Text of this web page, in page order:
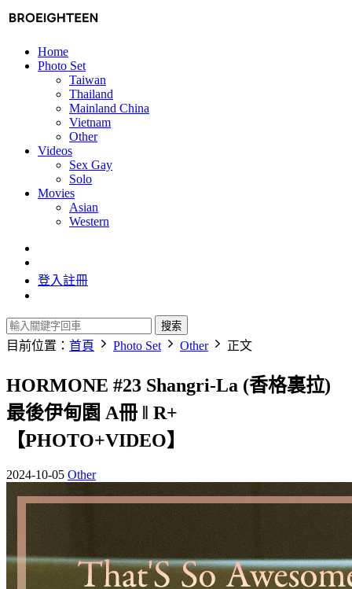
Home
Photo Set
Taiwan
Thailand
Mainland China
Vietnam
Other
Videos
Sex Gay
Solo
Movies
Asian
Western
登入註冊
搜索
目前位置： 首頁 Photo Set Other 正文
HORMONE #23 Shangri-La (香格裏拉)
最後伊甸園 A冊 ‖ R+
【PHOTO+VIDEO】
2024-10-05 Other